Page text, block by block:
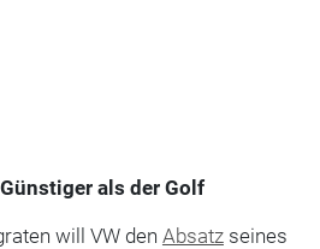
als der Golf
will VW den Absatzseines